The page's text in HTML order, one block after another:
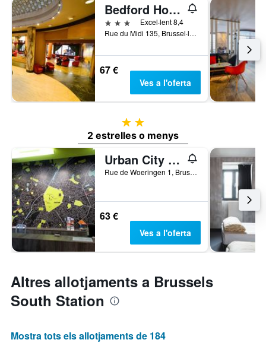
Bedford Hotel & Congress Centre
3 estrellesExcel·lent 8,4
Rue du Midi 135, Brussel·les, Bèlgica
67 €
Ves a l'oferta
2 estrelles
2 estrelles o menys
Urban City Centre Hostel
Rue de Woeringen 1, Brussel·les, Bèlgica
63 €
Ves a l'oferta
Altres allotjaments a Brussels
South Station
Mostra tots els allotjaments de 184